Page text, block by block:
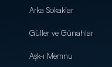
Arka Sokaklar
Güller ve Günahlar
Aşk-ı Memnu